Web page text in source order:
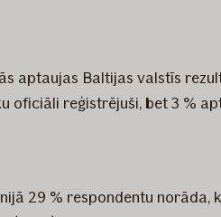
aptaujas Baltijas valstīs
oficiāli reģistrējuši, bet 3 %
29 % respondentu norāda,